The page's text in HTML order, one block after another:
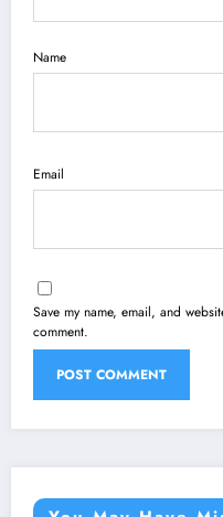
Name
Email
Save my name, email, and
comment.